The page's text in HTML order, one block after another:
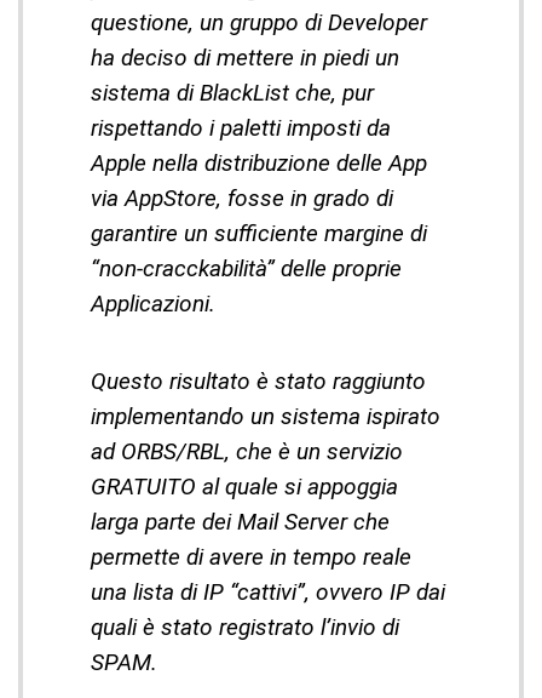
questione, un gruppo di Developer
ha deciso di mettere in piedi un
sistema di BlackList che, pur
rispettando i paletti imposti da
Apple nella distribuzione delle App
via AppStore, fosse in grado di
garantire un sufficiente margine di
“non-cracckabilità” delle proprie
Applicazioni.
Questo risultato è stato raggiunto
implementando un sistema ispirato
ad ORBS/RBL, che è un servizio
GRATUITO al quale si appoggia
larga parte dei Mail Server che
permette di avere in tempo reale
una lista di IP “cattivi”, ovvero IP dai
quali è stato registrato l’invio di
SPAM.